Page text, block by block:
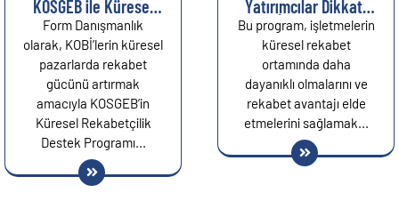
KOSGEB ile Küresel
Pazarda Güçlü
Adımlar Atın...
Form Danışmanlık
olarak, KOBİ’lerin küresel
pazarlarda rekabet
gücünü artırmak
amacıyla KOSGEB’in
Küresel Rekabetçilik
Destek Programı...
Yatırımcılar Dikkat:
KDV İstisnasından
Yararlanmanın Yeni
Yolu...
Bu program, işletmelerin
küresel rekabet
ortamında daha
dayanıklı olmalarını ve
rekabet avantajı elde
etmelerini sağlamak...